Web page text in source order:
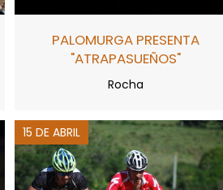
PALOMURGA PRESENTA
"ATRAPASUEÑOS"
Rocha
15 DE ABRIL